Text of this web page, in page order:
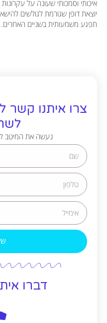
יוצאת דופן שגורמת לגולשים
תפגע משמעותית בשניים האחרים.
צרו איתנו קשר
נעשה את המיטב
Alternative:
דברו